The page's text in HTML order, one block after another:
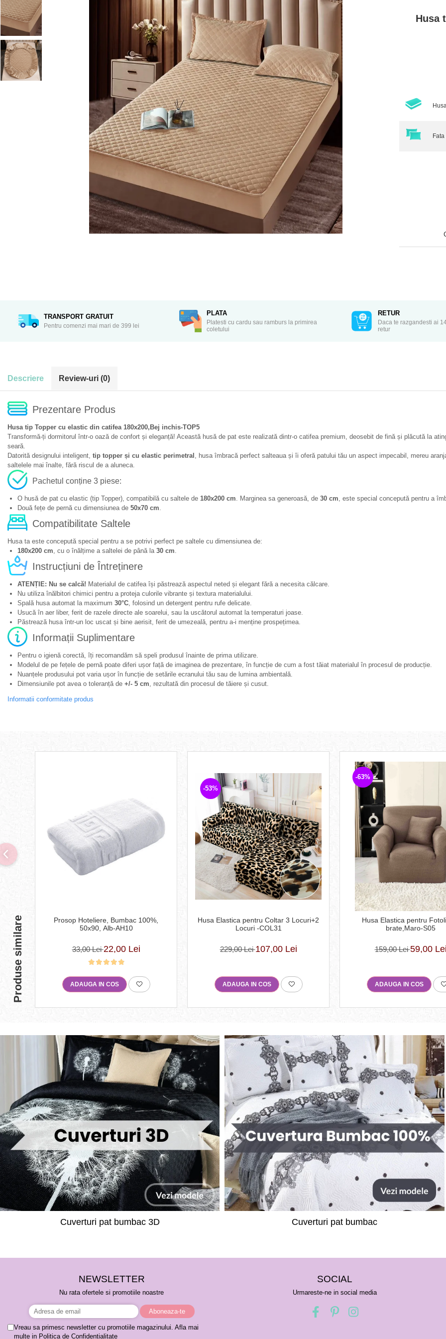
Lenjerii de pat Bumbac Poplin
Lenjerii de pat Catifea
Lenjerii de pat Damasc
Lenjerii de pat Finet + 2 Draperii
Lenjerii de pat Finet cu PLIURI
Lenjerii de pat Saten 4 piese cu
Husa
TRANSPORT GRATUIT
Pentru comenzi mai mari de 399 lei
PLATA
Platesti cu cardu sau ramburs la primirea
coletului
RETUR
Daca te razgandesti ai
retur
Descriere Review-uri (0)
Prezentare Produs
Husa tip Topper cu elastic din catifea 180x200,Bej inchis-TOP5
Transformă-ți dormitorul într-o oază de confort și eleganță! Această husă de pat este realizată dintr-o catifea premium, deosebit de fină și plăcută la
seară.
Datorită designului inteligent, tip topper și cu elastic perimetral , husa îmbracă perfect salteaua și îi oferă patului tău un aspect impecabil, mereu
saltelele mai înalte, fără riscul de a aluneca.
Pachetul conține 3 piese:
O husă de pat cu elastic (tip Topper), compatibilă cu saltele de 180x200 cm. Marginea sa generoasă, de 30 cm, este special concepută pentru a
Două fețe de pernă cu dimensiunea de 50x70 cm.
Compatibilitate Saltele
Husa ta este concepută special pentru a se potrivi perfect pe saltele cu dimensiunea de:
180x200 cm, cu o înălțime a saltelei de până la 30 cm.
Instrucțiuni de Întreținere
ATENȚIE: Nu se calcă! Materialul de catifea își păstrează aspectul neted și elegant fără a necesita călcare.
Nu utiliza înălbitori chimici pentru a proteja culorile vibrante și textura materialului.
Spală husa automat la maximum 30°C, folosind un detergent pentru rufe delicate.
Usucă în aer liber, ferit de razele directe ale soarelui, sau la uscătorul automat la temperaturi joase.
Păstrează husa într-un loc uscat și bine aerisit, ferit de umezeală, pentru a-i menține prospețimea.
Informații Suplimentare
Pentru o igienă corectă, îți recomandăm să speli produsul înainte de prima utilizare.
Modelul de pe fețele de pernă poate diferi ușor față de imaginea de prezentare, în funcție de cum a fost tăiat materialul în procesul de producție.
Nuanțele produsului pot varia ușor în funcție de setările ecranului tău sau de lumina ambientală.
Dimensiunile pot avea o toleranță de +/- 5 cm, rezultată din procesul de tăiere și cusut.
Informatii conformitate produs
Produse similare
Prosop Hoteliere, Bumbac 100%,
50x90, Alb-AH10
33,00 Lei22,00 Lei
ADAUGA IN COS
-53%
Husa Elastica pentru Coltar 3 Locuri+2
Locuri -COL31
229,00 Lei107,00 Lei
ADAUGA IN COS
-63%
Husa Elastica pentru
brate,Maro-S05
159,00 Lei59,00 Lei
ADAUGA IN COS
Cuverturi pat bumbac 3D Cuverturi pat bumbac
NEWSLETTER
Nu rata ofertele si promotiile noastre
Vreau sa primesc newsletter cu promotiile magazinului. Afla mai
multe in Politica de Confidentialitate
SOCIAL
Urmareste-ne in social media